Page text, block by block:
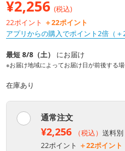
¥2,256 (税込)
22ポイント ＋22ポイント
アプリからの購入でポイント2倍（＋
最短 8/8（土） にお届け
※お届け地域によってお届け日が前後する場
在庫あり
通常注文
¥2,256 （税込） 送料別
22ポイント ＋22ポイント